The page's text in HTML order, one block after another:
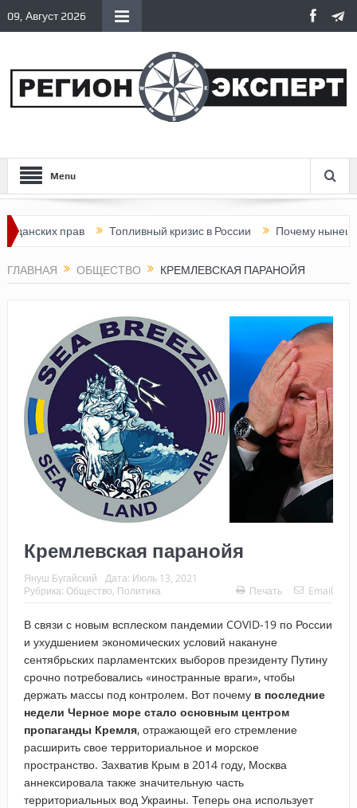
09, Август 2026
Menu
прав Топливный кризис в России Почему нынешняя
ГЛАВНАЯ ОБЩЕСТВО КРЕМЛЕВСКАЯ ПАРАНОЙЯ
Кремлевская паранойя
Януш Бугайский Дата: Июль 13, 2021
Рубрика: Общество Политика Печать Email
В связи с новым всплеском пандемии COVID-19 по России
и ухудшением экономических условий накануне
сентябрьских парламентских выборов президенту Путину
срочно потребовались «иностранные враги», чтобы
держать массы под контролем. Вот почему в последние
недели Черное море стало основным центром
пропаганды Кремля, отражающей его стремление
расширить свое территориальное и морское
пространство. Захватив Крым в 2014 году, Москва
аннексировала также значительную часть
территориальных вод Украины. Теперь она использует